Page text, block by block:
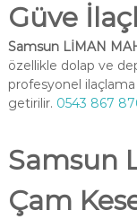
Güve
Samsun LİMAN
özellikle dolap ve
profesyonel
getirilir. 0543 867
Samsun
Çam